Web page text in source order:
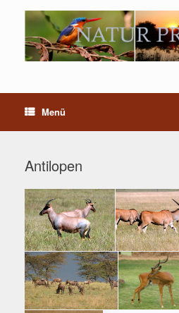
Menü
Antilopen